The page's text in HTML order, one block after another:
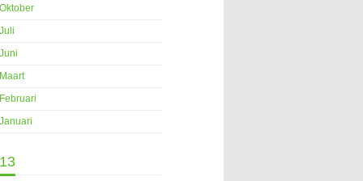
Oktober
Juli
Juni
Maart
Februari
Januari